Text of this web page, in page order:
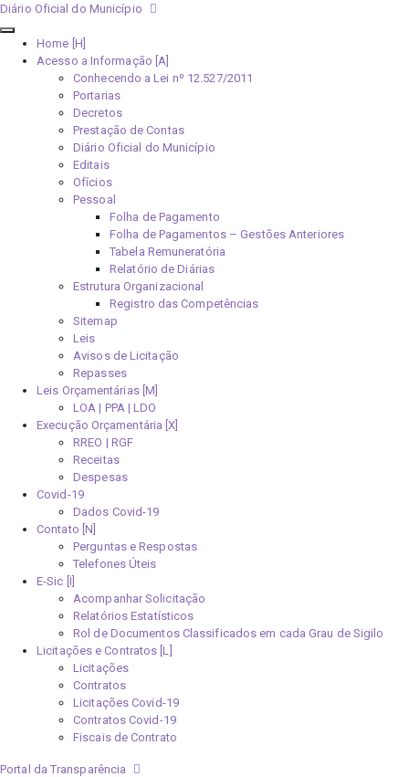
Diário Oficial do Município
Home [H]
Acesso a Informação [A]
Conhecendo a Lei nº 12.527/2011
Portarias
Decretos
Prestação de Contas
Diário Oficial do Município
Editais
Ofícios
Pessoal
Folha de Pagamento
Folha de Pagamentos – Gestões Anteriores
Tabela Remuneratória
Relatório de Diárias
Estrutura Organizacional
Registro das Competências
Sitemap
Leis
Avisos de Licitação
Repasses
Leis Orçamentárias [M]
LOA | PPA | LDO
Execução Orçamentária [X]
RREO | RGF
Receitas
Despesas
Covid-19
Dados Covid-19
Contato [N]
Perguntas e Respostas
Telefones Úteis
E-Sic [I]
Acompanhar Solicitação
Relatórios Estatísticos
Rol de Documentos Classificados em cada Grau de Sigilo
Licitações e Contratos [L]
Licitações
Contratos
Licitações Covid-19
Contratos Covid-19
Fiscais de Contrato
Portal da Transparência